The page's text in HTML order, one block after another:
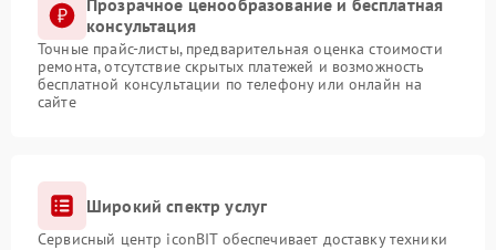
Прозрачное ценообразование и бесплатная
консультация
Точные прайс-листы, предварительная оценка стоимости
ремонта, отсутствие скрытых платежей и возможность
бесплатной консультации по телефону или онлайн на
сайте
Широкий спектр услуг
Сервисный центр iconBIT обеспечивает доставку техники